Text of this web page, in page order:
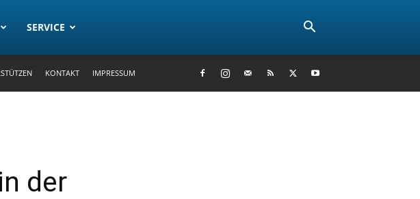
SERVICE
KONTAKT IMPRESSUM
der